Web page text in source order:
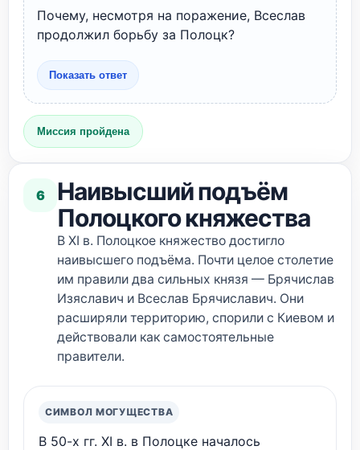
Почему, несмотря на поражение, Всеслав
продолжил борьбу за Полоцк?
Показать ответ
Миссия пройдена
6
Наивысший подъём
Полоцкого княжества
В XI в. Полоцкое княжество достигло
наивысшего подъёма. Почти целое столетие
им правили два сильных князя — Брячислав
Изяславич и Всеслав Брячиславич. Они
расширяли территорию, спорили с Киевом и
действовали как самостоятельные
правители.
СИМВОЛ МОГУЩЕСТВА
В 50-х гг. XI в. в Полоцке началось